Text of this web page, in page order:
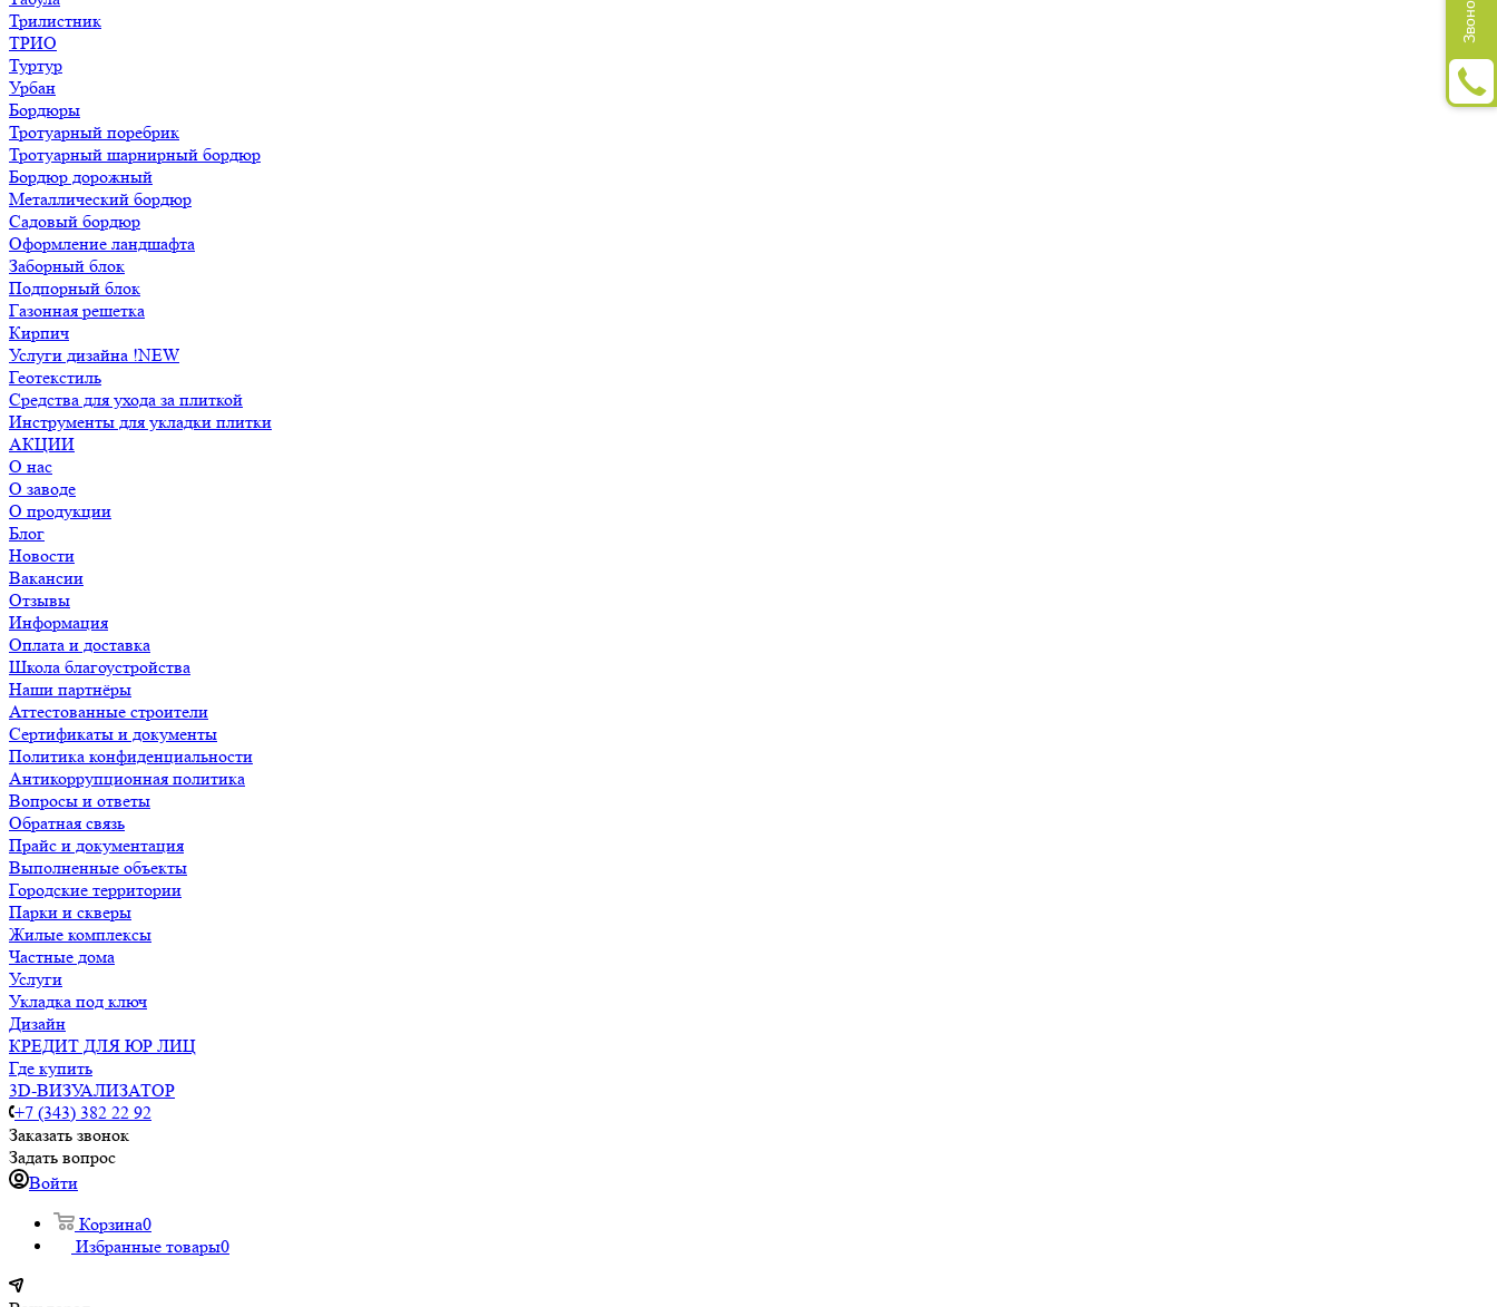
Трилистник
ТРИО
Туртур
Урбан
Бордюры
Тротуарный поребрик
Тротуарный шарнирный бордюр
Бордюр дорожный
Металлический бордюр
Садовый бордюр
Оформление ландшафта
Заборный блок
Подпорный блок
Газонная решетка
Кирпич
Услуги дизайна !NEW
Геотекстиль
Средства для ухода за плиткой
Инструменты для укладки плитки
АКЦИИ
О нас
О заводе
О продукции
Блог
Новости
Вакансии
Отзывы
Информация
Оплата и доставка
Школа благоустройства
Наши партнёры
Аттестованные строители
Сертификаты и документы
Политика конфиденциальности
Антикоррупционная политика
Вопросы и ответы
Обратная связь
Прайс и документация
Выполненные объекты
Городские территории
Парки и скверы
Жилые комплексы
Частные дома
Услуги
Укладка под ключ
Дизайн
КРЕДИТ ДЛЯ ЮР ЛИЦ
Где купить
3D-ВИЗУАЛИЗАТОР
+7 (343) 382 22 92
Заказать звонок
Задать вопрос
Войти
Корзина0
Избранные товары0